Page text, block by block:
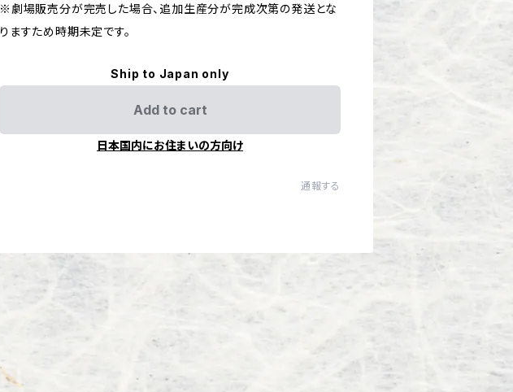
※劇場販売分が完売した場合、追加生産分が完成次第の発送とな
りますため時期未定です。
Ship to Japan only
Add to cart
日本国内にお住まいの方向け
通報する